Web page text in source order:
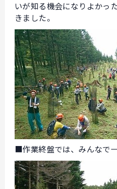
いが知る機会になりよかっ
きました。
■作業終盤では、みんなで